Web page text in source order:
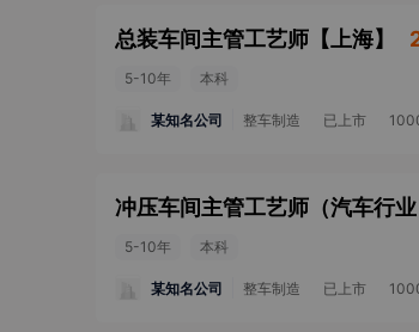
总装车间主管工艺师 【 上海】
5-10年 本科
某知名公司 整车制造 已上市
冲压车间主管工艺师（汽车行业
5-10年 本科
某知名公司 整车制造 已上市